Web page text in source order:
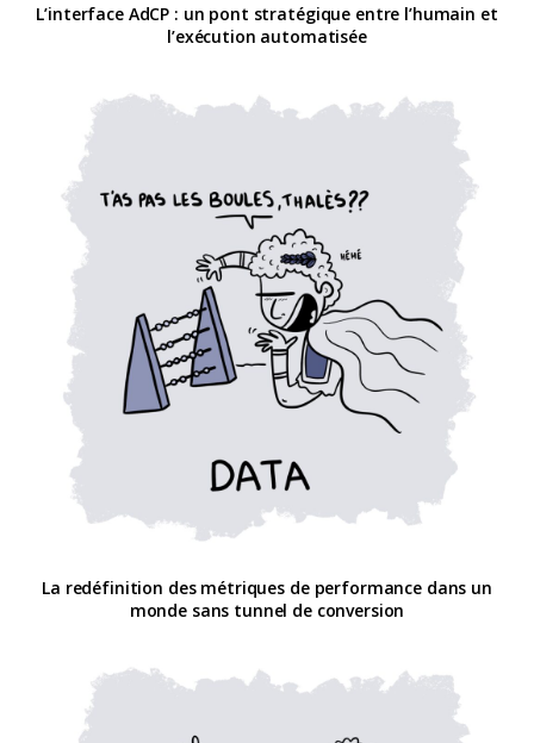
L’interface AdCP : un pont stratégique entre l’humain et
l’exécution automatisée
La redéfinition des métriques de performance dans un
monde sans tunnel de conversion